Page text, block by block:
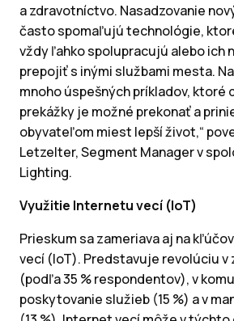
a zdravotníctvo. Nasadzovanie
často spomaľujú technológie,
vždy ľahko spolupracujú alebo ich
prepojiť s inými službami mesta.
mnoho úspešných príkladov,
prekážky je možné prekonať a
obyvateľom miest lepší život,“
Letzelter, Segment Manager v
Lighting.
Využitie Internetu vecí (IoT)
Prieskum sa zameriava aj na
vecí (IoT). Predstavuje revolúciu v
(podľa 35 % respondentov), v
poskytovanie služieb (15 %) a v